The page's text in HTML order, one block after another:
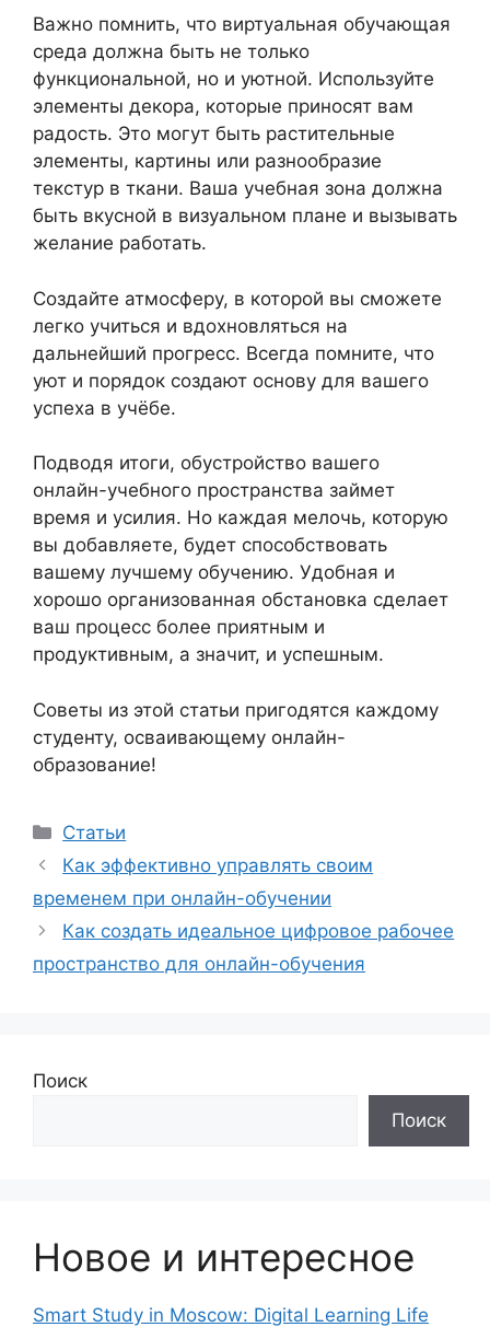
Важно помнить, что виртуальная обучающая
среда должна быть не только
функциональной, но и уютной. Используйте
элементы декора, которые приносят вам
радость. Это могут быть растительные
элементы, картины или разнообразие
текстур в ткани. Ваша учебная зона должна
быть вкусной в визуальном плане и вызывать
желание работать.
Создайте атмосферу, в которой вы сможете
легко учиться и вдохновляться на
дальнейший прогресс. Всегда помните, что
уют и порядок создают основу для вашего
успеха в учёбе.
Подводя итоги, обустройство вашего
онлайн-учебного пространства займет
время и усилия. Но каждая мелочь, которую
вы добавляете, будет способствовать
вашему лучшему обучению. Удобная и
хорошо организованная обстановка сделает
ваш процесс более приятным и
продуктивным, а значит, и успешным.
Советы из этой статьи пригодятся каждому
студенту, осваивающему онлайн-
образование!
Рубрики
Статьи
Как эффективно управлять своим
временем при онлайн-обучении
Как создать идеальное цифровое рабочее
пространство для онлайн-обучения
Поиск
Поиск
Новое и интересное
Smart Study in Moscow: Digital Learning Life